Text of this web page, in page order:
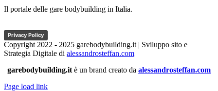
Il portale delle gare bodybuilding in Italia.
Privacy Policy
Copyright 2022 - 2025 garebodybuilding.it | Sviluppo sito e
Strategia Digitale di alessandrosteffan.com
garebodybuilding.it è un brand creato da alessandrosteffan.com
Page load link